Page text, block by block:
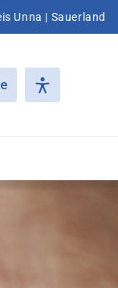
Unna | Sauerland